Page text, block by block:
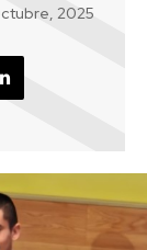
2025